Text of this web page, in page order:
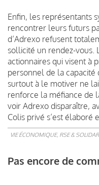
Enfin, les représentants
rencontrer leurs futurs
d’Adrexo refusent
sollicité un rendez-vous.
actionnaires qui visent à
personnel de la
surtout à le motiver ne
renforce la méfiance de
voir Adrexo disparaître,
Colis privé s’est élaboré
VIE ÉCONOMIQUE, RSE &
Pas encore de